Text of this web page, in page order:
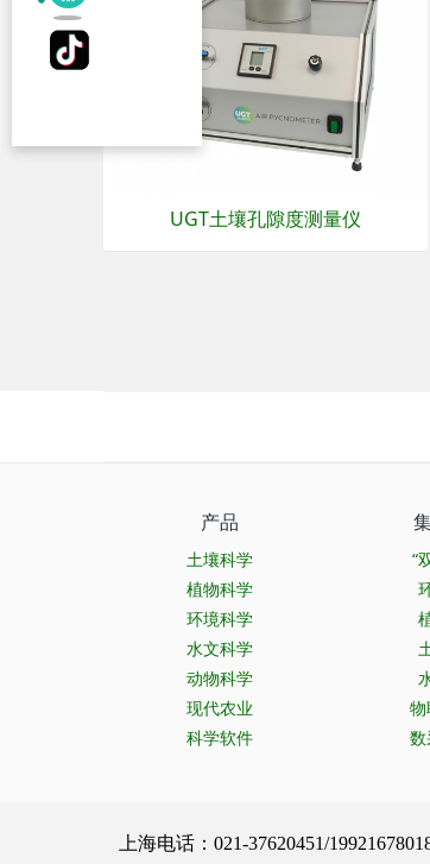
UGT土壤孔隙度测量仪
产品
土壤科学
植物科学
环境科学
水文科学
动物科学
现代农业
科学软件
“
物
数
上海电话：021-37620451/